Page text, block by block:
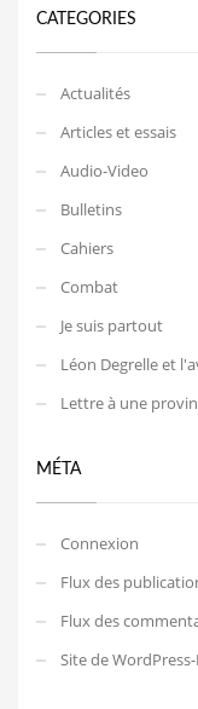
CATEGORIES
Actualités
Articles et essais
Audio-Video
Bulletins
Cahiers
Combat
Je suis partout
Léon Degrelle et
Lettre à une
MÉTA
Connexion
Flux des
Flux des
Site de WordPress-